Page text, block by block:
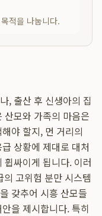
적을 나눕니다.
, 출산 후 신생아의 집
산모와 가족의 마음은
야 할지, 먼 거리의
상황에 제대로 대처
싸이게 됩니다. 이러
의 고위험 분만 시스템
갖추어 시흥 산모들
을 제시합니다. 특히